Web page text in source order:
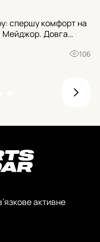
спершу комфорт на
Мейджор. Довга
106
активне